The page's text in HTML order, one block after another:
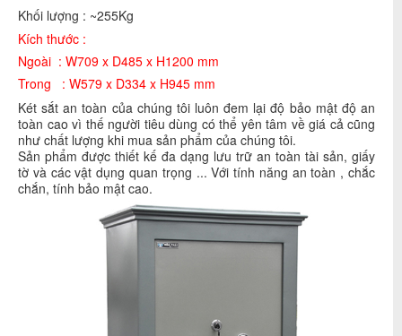
Khối lượng : ~255Kg
Kích thước :
Ngoài : W709 x D485 x H1200 mm
Trong : W579 x D334 x H945 mm
Két sắt an toàn của chúng tôi luôn đem lại độ bảo mật độ an
toàn cao vì thế người tiêu dùng có thể yên tâm về giá cả cũng
như chất lượng khi mua sản phẩm của chúng tôi.
Sản phẩm được thiết kế đa dạng lưu trữ an toàn tài sản, giấy
tờ và các vật dụng quan trọng ... Với tính năng an toàn , chắc
chắn, tính bảo mật cao.